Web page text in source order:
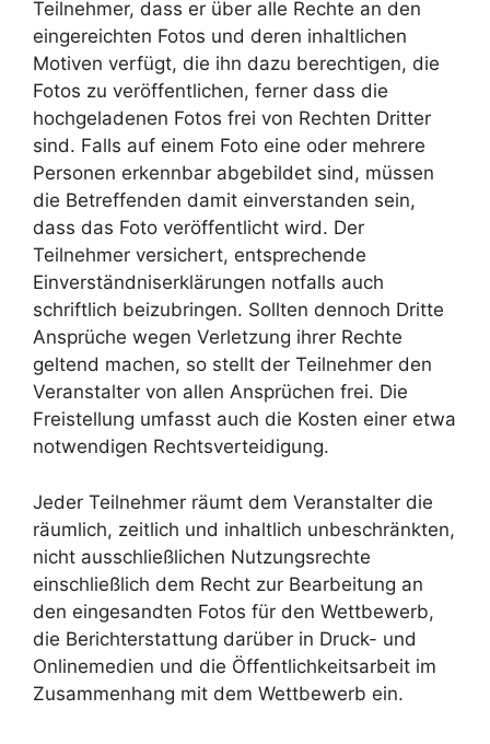
Teilnehmer, dass er über alle Rechte an den
eingereichten Fotos und deren inhaltlichen
Motiven verfügt, die ihn dazu berechtigen, die
Fotos zu veröffentlichen, ferner dass die
hochgeladenen Fotos frei von Rechten Dritter
sind. Falls auf einem Foto eine oder mehrere
Personen erkennbar abgebildet sind, müssen
die Betreffenden damit einverstanden sein,
dass das Foto veröffentlicht wird. Der
Teilnehmer versichert, entsprechende
Einverständniserklärungen notfalls auch
schriftlich beizubringen. Sollten dennoch Dritte
Ansprüche wegen Verletzung ihrer Rechte
geltend machen, so stellt der Teilnehmer den
Veranstalter von allen Ansprüchen frei. Die
Freistellung umfasst auch die Kosten einer etwa
notwendigen Rechtsverteidigung.
Jeder Teilnehmer räumt dem Veranstalter die
räumlich, zeitlich und inhaltlich unbeschränkten,
nicht ausschließlichen Nutzungsrechte
einschließlich dem Recht zur Bearbeitung an
den eingesandten Fotos für den Wettbewerb,
die Berichterstattung darüber in Druck- und
Onlinemedien und die Öffentlichkeitsarbeit im
Zusammenhang mit dem Wettbewerb ein.